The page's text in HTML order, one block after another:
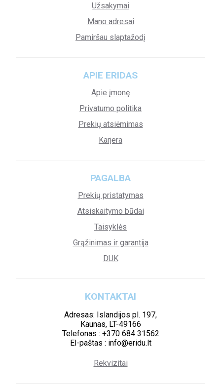
Užsakymai
Mano adresai
Pamiršau slaptažodį
APIE ERIDAS
Apie įmonę
Privatumo politika
Prekių atsiėmimas
Karjera
PAGALBA
Prekių pristatymas
Atsiskaitymo būdai
Taisyklės
Grąžinimas ir garantija
DUK
KONTAKTAI
Adresas: Islandijos pl. 197,
Kaunas, LT-49166
Telefonas : +370 684 31562
El-paštas : info@eridu.lt
Rekvizitai